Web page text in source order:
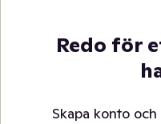
Redo för
Skapa konto